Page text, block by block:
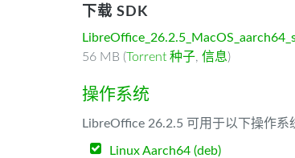
下载 SDK
56 MB (Torrent 种子, 信息)
操作系统
LibreOffice 26.2.5 可用于以下操作系
Linux Aarch64 (deb)